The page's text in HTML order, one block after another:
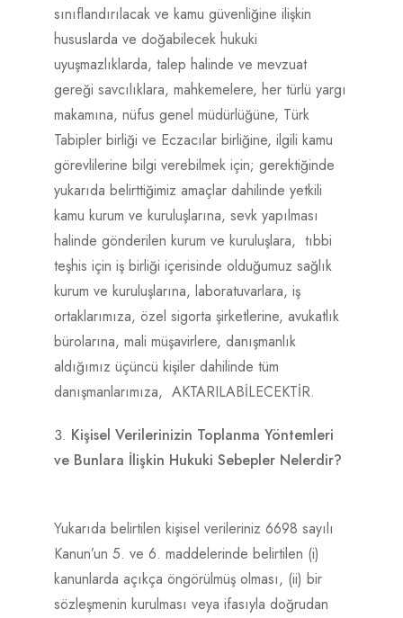
sınıflandırılacak ve kamu güvenliğine ilişkin
hususlarda ve doğabilecek hukuki
uyuşmazlıklarda, talep halinde ve mevzuat
gereği savcılıklara, mahkemelere, her türlü yargı
makamına, nüfus genel müdürlüğüne, Türk
Tabipler birliği ve Eczacılar birliğine, ilgili kamu
görevlilerine bilgi verebilmek için; gerektiğinde
yukarıda belirttiğimiz amaçlar dahilinde yetkili
kamu kurum ve kuruluşlarına, sevk yapılması
halinde gönderilen kurum ve kuruluşlara, tıbbi
teşhis için iş birliği içerisinde olduğumuz sağlık
kurum ve kuruluşlarına, laboratuvarlara, iş
ortaklarımıza, özel sigorta şirketlerine, avukatlık
bürolarına, mali müşavirlere, danışmanlık
aldığımız üçüncü kişiler dahilinde tüm
danışmanlarımıza, AKTARILABİLECEKTİR.
Kişisel Verilerinizin Toplanma Yöntemleri
ve Bunlara İlişkin Hukuki Sebepler Nelerdir?
Yukarıda belirtilen kişisel verileriniz 6698 sayılı
Kanun’un 5. ve 6. maddelerinde belirtilen (i)
kanunlarda açıkça öngörülmüş olması, (ii) bir
sözleşmenin kurulması veya ifasıyla doğrudan